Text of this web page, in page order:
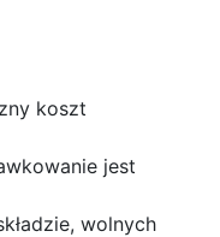
koszt
jest
wolnych